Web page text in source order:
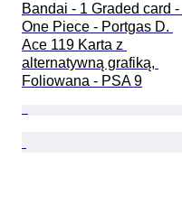
Bandai - 1 Graded card -
One Piece - Portgas D.
Ace 119 Karta z
alternatywną grafiką,
Foliowana - PSA 9